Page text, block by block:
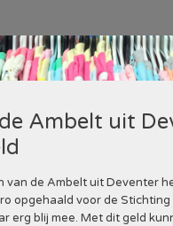
Ambelt uit
van de Ambelt uit Deventer
opgehaald voor de Stichting
erg blij mee. Met dit geld